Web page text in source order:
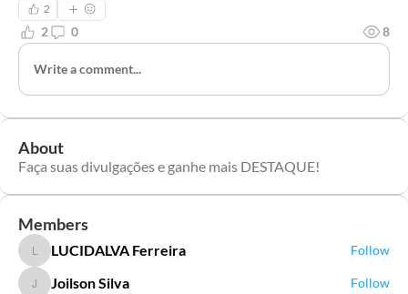
2
2 0 8
Write a comment...
About
Faça suas divulgações e ganhe mais DESTAQUE!
Members
LUCIDALVA Ferreira
LUCIDALVA Ferreira Follow
Joilson Silva
Joilson Silva Follow